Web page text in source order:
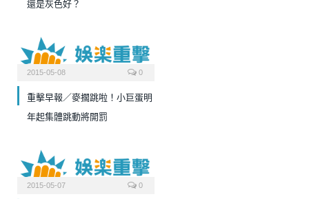
還是灰色好？
2015-05-08 0
重擊早報／麥擱跳啦！小巨蛋明
年起集體跳動將開罰
2015-05-07 0